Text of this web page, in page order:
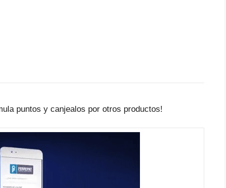
puntos y canjealos por otros productos!